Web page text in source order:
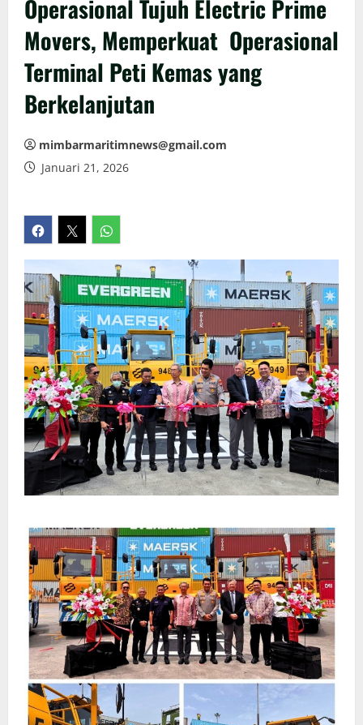
Operasional Tujuh Electric Prime
Movers, Memperkuat Operasional
Terminal Peti Kemas yang
Berkelanjutan
mimbarmaritimnews@gmail.com
Januari 21, 2026